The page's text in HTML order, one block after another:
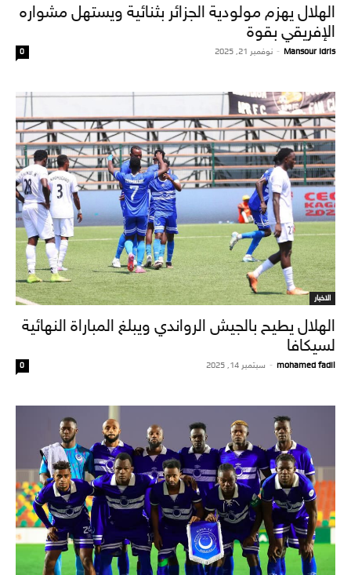
الهلال يهزم مولودية الجزائر بثنائية ويستهل مشواره
الإفريقي بقوة
Mansour Idris
- نوفمبر 21, 2025 0
الاخبار
الهلال يطيح بالجيش الرواندي ويبلغ المباراة النهائية
لسيكافا
mohamed fadil
- سبتمبر 14, 2025 0